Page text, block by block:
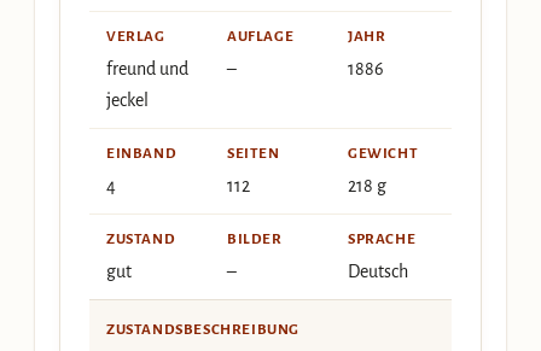
VERLAG
freund und
jeckel
AUFLAGE
–
JAHR
1886
EINBAND
4
SEITEN
112
GEWICHT
218 g
ZUSTAND
gut
BILDER
–
SPRACHE
Deutsch
ZUSTANDSBESCHREIBUNG